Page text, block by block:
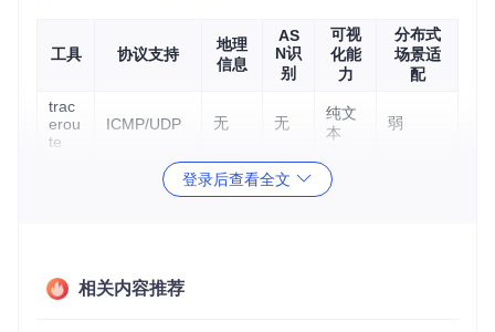
工具 协议支持
地理
信息
AS
N识
别
可视
化能
力
分布式
场景适
配
trac
erou
te
ICMP/UDP 无 无
纯文
本
弱
ICMP/UDP 无 无
简单
表格
Next
ICMP/TCP/
登录后查看全文
相关内容推荐